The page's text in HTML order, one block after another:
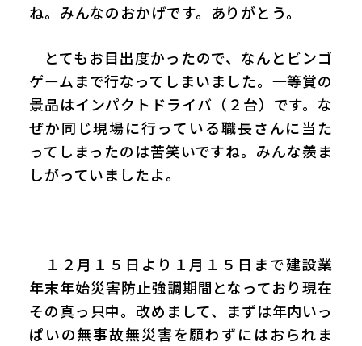
ね。みんなのおかげです。ありがとう。
とてもお目出度かったので、なんとビンゴ
ゲームまで行なってしまいました。一等賞の
景品はインパクトドライバ（２台）です。な
ぜか同じ現場に行っている職長さんに当た
ってしまったのは苦笑いですね。みんな羨ま
しがっていましたよ。
１２月１５日より１月１５日まで建設業
年末年始災害防止強調期間となっており現在
その真っ只中。改めまして、まずは年内いっ
ぱいの無事故無災害を願わずにはおられま